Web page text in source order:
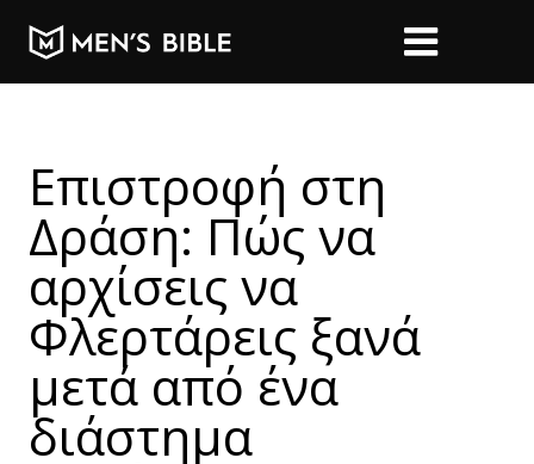
Επιστροφή στη
Δράση: Πώς να
αρχίσεις να
Φλερτάρεις ξανά
μετά από ένα
διάστημα